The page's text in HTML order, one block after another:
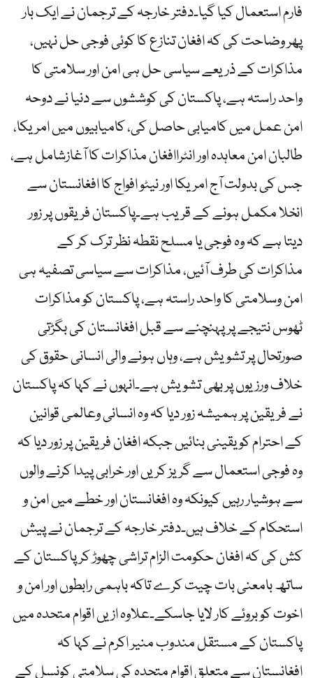
فارم استعمال کیا گیا۔دفتر خارجہ کے ترجمان نے ایک بار
پھر وضاحت کی کہ افغان تنازع کا کوئی فوجی حل نہیں،
مذاکرات کے ذریعے سیاسی حل ہی امن اور سلامتی کا
واحد راستہ ہے، پاکستان کی کوششوں سے دنیا نے دوحہ
امن عمل میں کامیابی حاصل کی، کامیابیوں میں امریکا،
طالبان امن معاہدہ اور انٹراافغان مذاکرات کا آغازشامل ہے،
جس کی بدولت آج امریکا اور نیٹو افواج کا افغانستان سے
انخلا مکمل ہونے کے قریب ہے۔پاکستان فریقوں پر زور
دیتا ہے کہ وہ فوجی یا مسلح نقطہ نظر ترک کر کے
مذاکرات کی طرف آئیں، مذاکرات سے سیاسی تصفیہ ہی
امن وسلامتی کا واحد راستہ ہے، پاکستان کو مذاکرات
ٹھوس نتیجے پر پہنچنے سے قبل افغانستان کی بگڑتی
صورتحال پر تشویش ہے، وہاں ہونے والی انسانی حقوق کی
خلاف ورزیوں پر بھی تشویش ہے۔انہوں نے کہا کہ پاکستان
نے فریقین پر ہمیشہ زور دیا کہ وہ انسانی وعالمی قوانین
کے احترام کو یقینی بنائیں جبکہ افغان فریقین پر زور دیا کہ
وہ فوجی استعمال سے گریز کریں اور خرابی پیدا کرنے والوں
سے ہوشیار رہیں کیونکہ وہ افغانستان اور خطے میں امن و
استحکام کے خلاف ہیں۔دفتر خارجہ کے ترجمان نے پیش
کش کی کہ افغان حکومت الزام تراشی چھوڑ کرپاکستان کے
ساتھ بامعنی بات چیت کرے تاکہ باہمی رابطوں اور امن و
اخوت کو بروئے کار لایا جاسکے۔علاوہ ازیں اقوام متحدہ میں
پاکستان کے مستقل مندوب منیر اکرم نے کہا کہ
افغانستان سے متعلق اقوام متحدہ کی سلامتی کونسل کے